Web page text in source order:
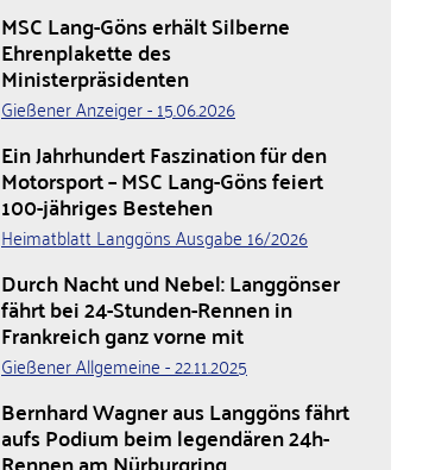
MSC Lang-Göns erhält Silberne
Ehrenplakette des
Ministerpräsidenten
Gießener Anzeiger - 15.06.2026
Ein Jahrhundert Faszination für den
Motorsport – MSC Lang-Göns feiert
100-jähriges Bestehen
Heimatblatt Langgöns Ausgabe 16/2026
Durch Nacht und Nebel: Langgönser
fährt bei 24-Stunden-Rennen in
Frankreich ganz vorne mit
Gießener Allgemeine - 22.11.2025
Bernhard Wagner aus Langgöns fährt
aufs Podium beim legendären 24h-